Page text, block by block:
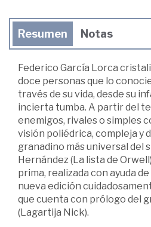
Resumen Notas
Federico García Lorca
doce personas que lo
través de su vida, desde su
incierta tumba. A partir del
enemigos, rivales o simples
visión poliédrica, compleja y
granadino más universal del
Hernández (La lista de
prima, realizada con ayuda
nueva edición
que cuenta con prólogo del
(Lagartija Nick).